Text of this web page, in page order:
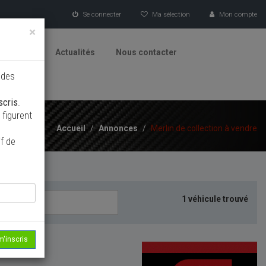
Se connecter Ma sélection Mon compte
Actualités Nous contacter
Accueil / Annonces / Merlin de collection à vendre
1 véhicule trouvé
×
.
de